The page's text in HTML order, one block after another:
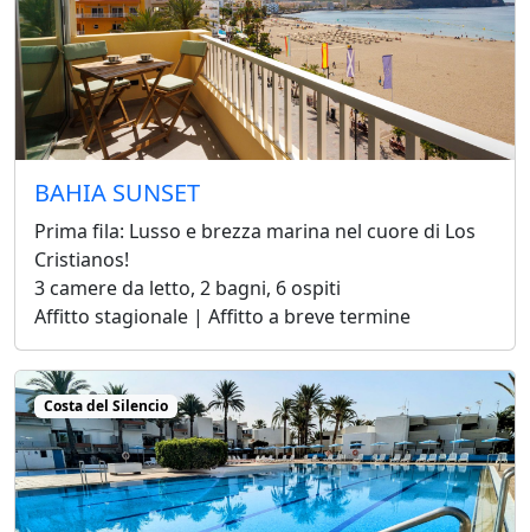
BAHIA SUNSET
Prima fila: Lusso e brezza marina nel cuore di Los
Cristianos!
3 camere da letto, 2 bagni, 6 ospiti
Affitto stagionale | Affitto a breve termine
Costa del Silencio